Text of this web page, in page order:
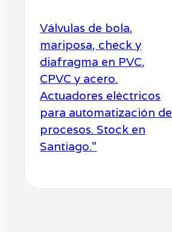
Válvulas de bola,
mariposa, check y
diafragma en PVC,
CPVC y acero.
Actuadores eléctricos
para automatización de
procesos. Stock en
Santiago."